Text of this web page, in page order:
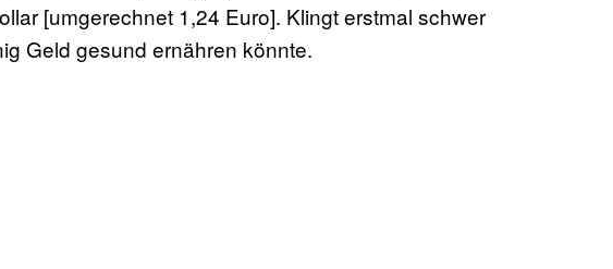
[umgerechnet 1,24 Euro]. Klingt erstmal schwer
Geld gesund ernähren könnte.